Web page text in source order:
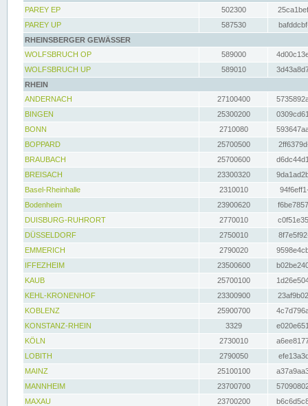
PAREY EP
502300
PAREY UP
587530
RHEINSBERGER GEWÄSSER
WOLFSBRUCH OP
589000
WOLFSBRUCH UP
589010
RHEIN
ANDERNACH
27100400
BINGEN
25300200
BONN
2710080
BOPPARD
25700500
BRAUBACH
25700600
BREISACH
23300320
Basel-Rheinhalle
2310010
Bodenheim
23900620
DUISBURG-RUHRORT
2770010
DÜSSELDORF
2750010
EMMERICH
2790020
IFFEZHEIM
23500600
KAUB
25700100
KEHL-KRONENHOF
23300900
KOBLENZ
25900700
KONSTANZ-RHEIN
3329
KÖLN
2730010
LOBITH
2790050
MAINZ
25100100
MANNHEIM
23700700
MAXAU
23700200